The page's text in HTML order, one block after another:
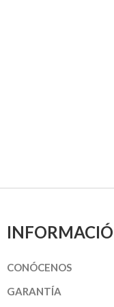
CONÓCENOS
GARANTÍA